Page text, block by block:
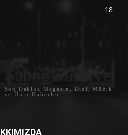
18
Sahne Türkiye
Son Dakika Magazin, Dizi, Müzik
ve Ünlü Haberleri